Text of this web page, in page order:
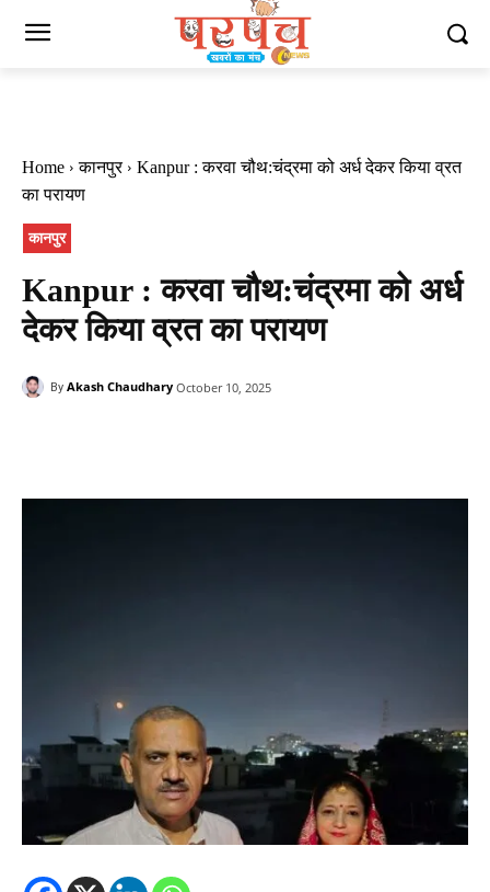
Home कानपुर
Kanpur : करवा चौथ:चंद्रमा को अर्ध देकर किया व्रत
का परायण
कानपुर
Kanpur : करवा चौथ:चंद्रमा को अर्ध
देकर किया व्रत का परायण
By Akash Chaudhary October 10, 2025